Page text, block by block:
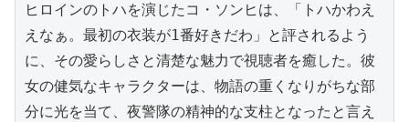
ヒロインのトハを演じたコ・ソンヒは、「トハかわえ
えなぁ。最初の衣装が1番好きだわ」と評されるよう
に、その愛らしさと清楚な魅力で視聴者を癒した。彼
女の健気なキャラクターは、物語の重くなりがちな部
分に光を当て、夜警隊の精神的な支柱となったと言え